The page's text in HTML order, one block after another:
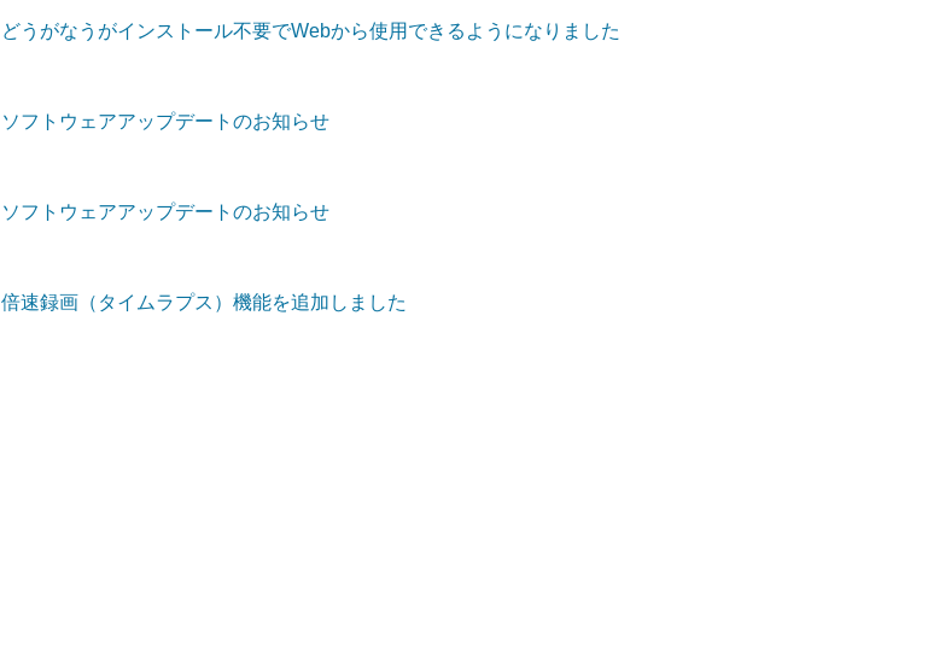
どうがなうがインストール不要でWebから使用できるようになりました
ソフトウェアアップデートのお知らせ
ソフトウェアアップデートのお知らせ
倍速録画（タイムラプス）機能を追加しました